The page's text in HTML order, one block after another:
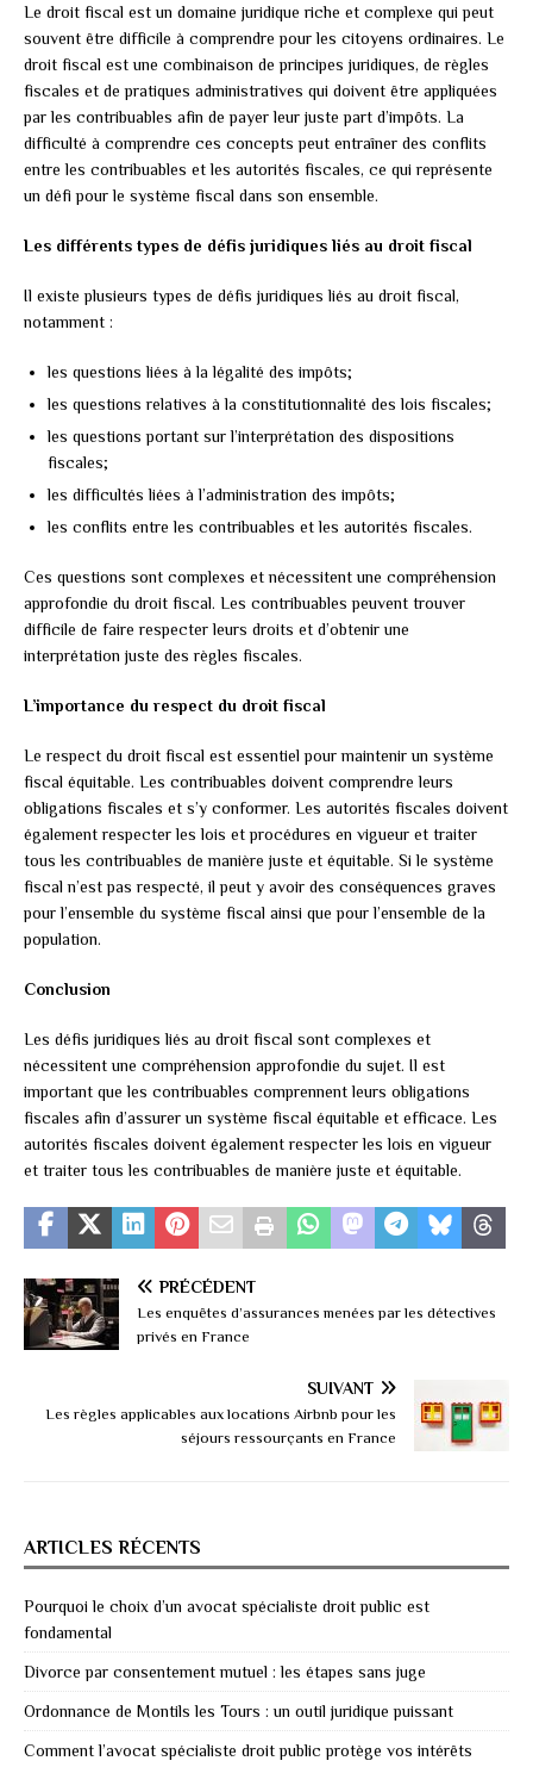
Le droit fiscal est un domaine juridique riche et complexe qui peut
souvent être difficile à comprendre pour les citoyens ordinaires. Le
droit fiscal est une combinaison de principes juridiques, de règles
fiscales et de pratiques administratives qui doivent être appliquées
par les contribuables afin de payer leur juste part d’impôts. La
difficulté à comprendre ces concepts peut entraîner des conflits
entre les contribuables et les autorités fiscales, ce qui représente
un défi pour le système fiscal dans son ensemble.
Les différents types de défis juridiques liés au droit fiscal
Il existe plusieurs types de défis juridiques liés au droit fiscal,
notamment :
les questions liées à la légalité des impôts;
les questions relatives à la constitutionnalité des lois fiscales;
les questions portant sur l’interprétation des dispositions
fiscales;
les difficultés liées à l’administration des impôts;
les conflits entre les contribuables et les autorités fiscales.
Ces questions sont complexes et nécessitent une compréhension
approfondie du droit fiscal. Les contribuables peuvent trouver
difficile de faire respecter leurs droits et d’obtenir une
interprétation juste des règles fiscales.
L’importance du respect du droit fiscal
Le respect du droit fiscal est essentiel pour maintenir un système
fiscal équitable. Les contribuables doivent comprendre leurs
obligations fiscales et s’y conformer. Les autorités fiscales doivent
également respecter les lois et procédures en vigueur et traiter
tous les contribuables de manière juste et équitable. Si le système
fiscal n’est pas respecté, il peut y avoir des conséquences graves
pour l’ensemble du système fiscal ainsi que pour l’ensemble de la
population.
Conclusion
Les défis juridiques liés au droit fiscal sont complexes et
nécessitent une compréhension approfondie du sujet. Il est
important que les contribuables comprennent leurs obligations
fiscales afin d’assurer un système fiscal équitable et efficace. Les
autorités fiscales doivent également respecter les lois en vigueur
et traiter tous les contribuables de manière juste et équitable.
PRÉCÉDENT
Les enquêtes d’assurances menées par les détectives
privés en France
SUIVANT
Les règles applicables aux locations Airbnb pour les
séjours ressourçants en France
ARTICLES RÉCENTS
Pourquoi le choix d’un avocat spécialiste droit public est
fondamental
Divorce par consentement mutuel : les étapes sans juge
Ordonnance de Montils les Tours : un outil juridique puissant
Comment l’avocat spécialiste droit public protège vos intérêts